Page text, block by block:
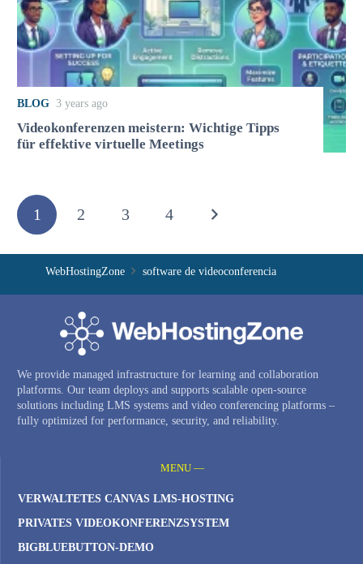
BLOG 3 years ago
Videokonferenzen meistern: Wichtige Tipps
für effektive virtuelle Meetings
1 2 3 4
WebHostingZone software de videoconferencia
We provide managed infrastructure for learning and collaboration
platforms. Our team deploys and supports scalable open-source
solutions including LMS systems and video conferencing platforms –
fully optimized for performance, security, and reliability.
MENU —
VERWALTETES CANVAS LMS-HOSTING
PRIVATES VIDEOKONFERENZSYSTEM
BIGBLUEBUTTON-DEMO